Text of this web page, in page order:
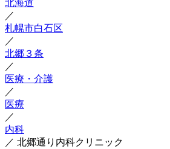
北海道
／
札幌市白石区
／
北郷３条
／
医療・介護
／
医療
／
内科
／ 北郷通り内科クリニック